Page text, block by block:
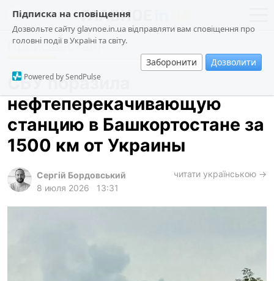
Підписка на сповіщення
Дозвольте сайту glavnoe.in.ua відправляти вам сповіщення про
головні події в Україні та світу.
Заборонити Дозволити
Powered by SendPulse
новости
о проекте
общество
происшествия
криминал
техно
Происшествия
СБУ поразила
нефтеперекачивающую
станцию в Башкортостане за
1500 км от Украины
Сергій Бордовський
8 июля 2026
13:31
читати українською →